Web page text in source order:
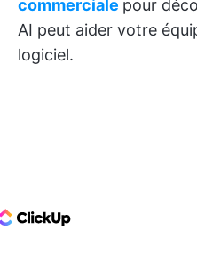
commerciale pour
AI peut aider votre
logiciel.
Logo